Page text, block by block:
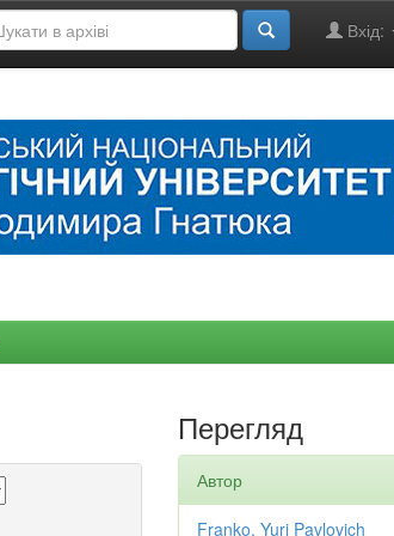
Вхід:
Перегляд
Автор
Franko, Yuri Pavlovich